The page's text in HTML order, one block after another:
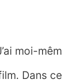
moi-
Dans